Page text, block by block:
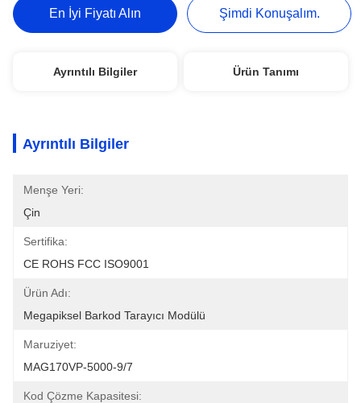
En İyi Fiyatı Alın Şimdi Konuşalım.
Ayrıntılı Bilgiler Ürün Tanımı
Ayrıntılı Bilgiler
Menşe Yeri:
Çin
Sertifika:
CE ROHS FCC ISO9001
Ürün Adı:
Megapiksel Barkod Tarayıcı Modülü
Maruziyet:
MAG170VP-5000-9/7
Kod Çözme Kapasitesi: